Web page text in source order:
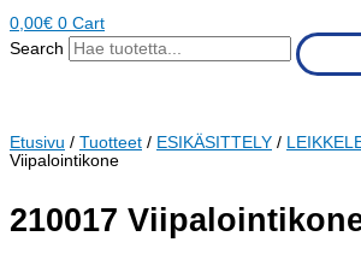
0,00€ 0 Cart
Search
Etusivu / Tuotteet / ESIKÄSITTELY /
Viipalointikone
210017